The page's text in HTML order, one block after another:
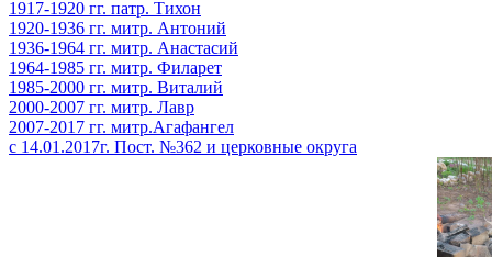
1917-1920 гг. патр. Тихон
1920-1936 гг. митр. Антоний
1936-1964 гг. митр. Анастасий
1964-1985 гг. митр. Филарет
1985-2000 гг. митр. Виталий
2000-2007 гг. митр. Лавр
2007-2017 гг. митр.Агафангел
с 14.01.2017г. Пост. №362 и церковные округа